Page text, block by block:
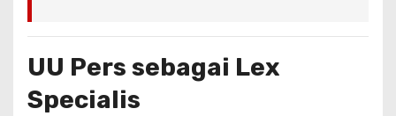
UU Pers sebagai Lex
Specialis